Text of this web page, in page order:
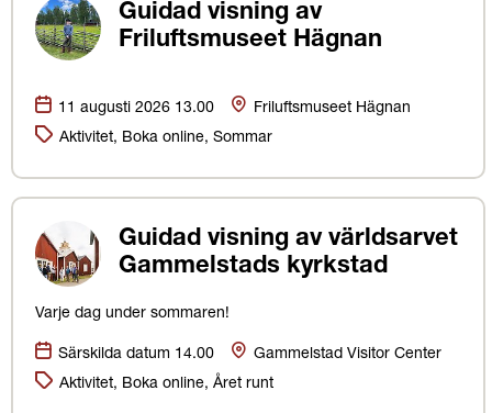
Guidad visning av
Friluftsmuseet Hägnan
Datum:
11 augusti 2026 13.00 Plats
Friluftsmuseet Hägnan
Kategorier:
Aktivitet, Boka online, Sommar
Guidad visning av världsarvet
Gammelstads kyrkstad
Varje dag under sommaren!
Datum:
Särskilda datum 14.00 Plats
Gammelstad Visitor Center
Kategorier:
Aktivitet, Boka online, Året runt